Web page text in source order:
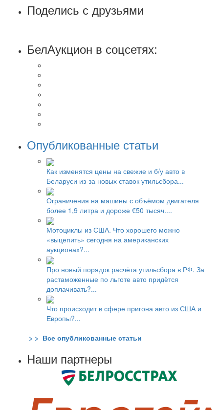
Поделись с друзьями
БелАукцион в соцсетях:
Опубликованные статьи
Как изменятся цены на свежие и б/у авто в
Беларуси из-за новых ставок утильсбора...
Ограничения на машины с объёмом двигателя
более 1,9 литра и дороже €50 тысяч....
Мотоциклы из США. Что хорошего можно
«выцепить» сегодня на американских
аукционах?...
Про новый порядок расчёта утильсбора в РФ. За
растаможенные по льготе авто придётся
доплачивать?...
Что происходит в сфере пригона авто из США и
Европы?...
> > Все опубликованные статьи
Наши партнеры